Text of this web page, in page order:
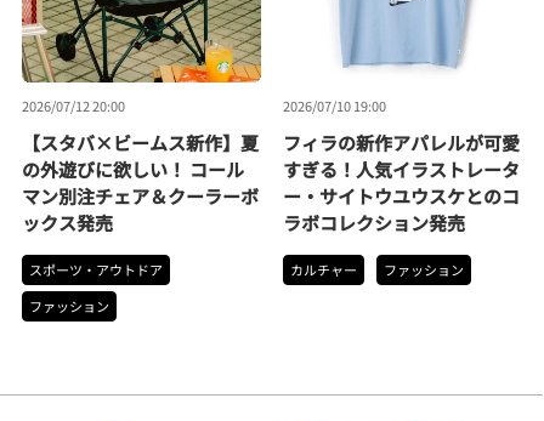
2026/07/12 20:00
【スタバ×ビームス新作】夏
の外遊びに欲しい！ コール
マン別注チェア＆クーラーボ
ックス発売
スポーツ・アウトドア
ファッション
2026/07/10 19:00
フィラの新作アパレルが可愛
すぎる！人気イラストレータ
ー・サイトウユウスケとのコ
ラボコレクション発売
カルチャー ファッション